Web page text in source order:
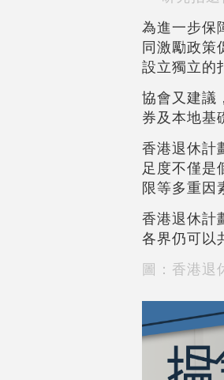
為進一步保
同激勵政策
設立獨立的
協會又建議
券及本地基
香港退休計
足度不僅是
限等多重因
香港退休計
各界仍可以
圖：香港退